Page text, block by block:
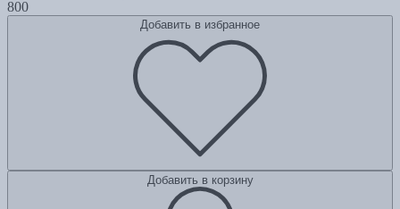
800
Добавить в избранное
Добавить в корзину